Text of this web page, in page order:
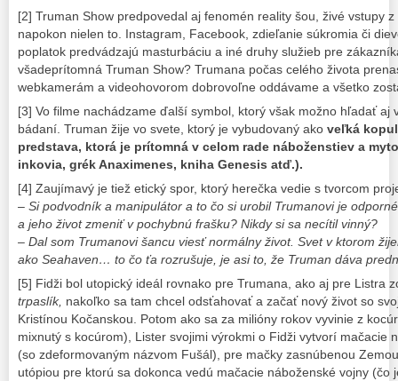
[2] Truman Show predpovedal aj fenomén reality šou, živé vstupy
napokon nielen to. Instagram, Facebook, zdieľanie súkromia či
poplatok predvádzajú masturbáciu a iné druhy služieb pre
všadeprítomná Truman Show? Trumana počas celého života
webkamerám a videohovorom dobrovoľne oddávame a všetko
[3] Vo filme nachádzame ďalší symbol, ktorý však možno hľadať aj
bádaní. Truman žije vo svete, ktorý je vybudovaný ako veľká
predstava, ktorá je prítomná v celom rade náboženstiev a
inkovia, grék Anaximenes, kniha Genesis atď.).
[4] Zaujímavý je tiež etický spor, ktorý herečka vedie s tvorcom
– Si podvodník a manipulátor a to čo si urobil Trumanovi je
a jeho život zmeniť v pochybnú frašku? Nikdy si sa necítil vinný?
– Dal som Trumanovi šancu viesť normálny život. Svet v ktorom
ako Seahaven… to čo ťa rozrušuje, je asi to, že Truman dáva
[5] Fidži bol utopický ideál rovnako pre Trumana, ako aj pre Listra
trpaslík, nakoľko sa tam chcel odsťahovať a začať nový život so
Kristínou Kočanskou. Potom ako sa za milióny rokov vyvinie z
mixnutý s kocúrom), Lister svojimi výrokmi o Fidži vytvorí mačacie
(so zdeformovaným názvom Fušál), pre mačky zasnúbenou
utópiou pre ktorú sa dokonca vedú mačacie náboženské vojny (čo